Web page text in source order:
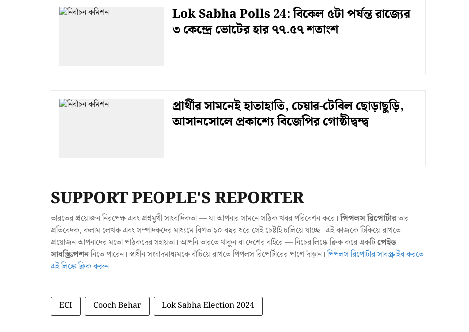
Lok Sabha Polls 24: বিকেল ৫টা পর্যন্ত রাজ্যের
৩ কেন্দ্রে ভোটের হার ৭৭.৫৭ শতাংশ
প্রার্থীর সামনেই হাতাহাতি, চেয়ার-টেবিল ছোড়াছুড়ি,
আসানসোলে প্রকাশ্যে বিজেপির গোষ্ঠীদ্বন্দ্ব
SUPPORT PEOPLE'S REPORTER
ভারতের প্রয়োজন নিরপেক্ষ এবং প্রশ্নমুখী সাংবাদিকতা — যা আপনার সামনে সঠিক খবর পরিবেশন করে।পিপলস রিপোর্টারতার
প্রতিবেদক, কলাম লেখক এবং সম্পাদকদের মাধ্যমে বিগত ১০ বছর ধরে সেই চেষ্টাই চালিয়ে যাচ্ছে। এই কাজকে টিকিয়ে রাখতে
প্রয়োজন আপনাদের মতো পাঠকদের সহায়তা। আপনি ভারতে থাকুন বা দেশের বাইরে — নিচের লিঙ্কে ক্লিক করে একটিপেইড
সাবস্ক্রিপশননিতে পারেন। স্বাধীন সংবাদমাধ্যমকে বাঁচিয়ে রাখতে পিপলস রিপোর্টারের পাশে দাঁড়ান।পিপলস রিপোর্টার সাবস্ক্রাইব করতে
এই লিঙ্কে ক্লিক করুন
ECI Cooch Behar Lok Sabha Election 2024